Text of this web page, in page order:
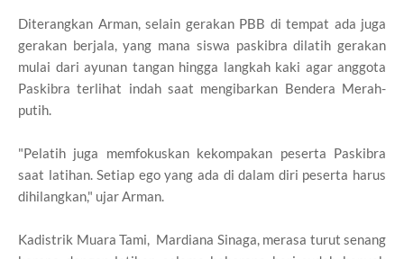
Diterangkan Arman, selain gerakan PBB di tempat ada juga
gerakan berjala, yang mana siswa paskibra dilatih gerakan
mulai dari ayunan tangan hingga langkah kaki agar anggota
Paskibra terlihat indah saat mengibarkan Bendera Merah-
putih.
"Pelatih juga memfokuskan kekompakan peserta Paskibra
saat latihan. Setiap ego yang ada di dalam diri peserta harus
dihilangkan," ujar Arman.
Kadistrik Muara Tami, Mardiana Sinaga, merasa turut senang